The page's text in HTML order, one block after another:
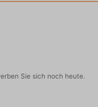
Sie sich noch heute.